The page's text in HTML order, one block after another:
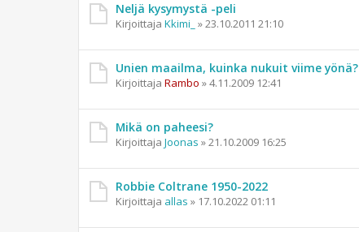
Neljä kysymystä -peli
Kirjoittaja Kkimi_ »23.10.2011 21:10
Unien maailma, kuinka nukuit viime yönä?
Kirjoittaja Rambo »4.11.2009 12:41
Mikä on paheesi?
Kirjoittaja Joonas »21.10.2009 16:25
Robbie Coltrane 1950-2022
Kirjoittaja allas » 17.10.2022 01:11